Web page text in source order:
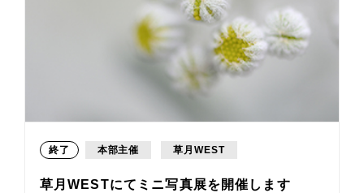
終了 本部主催 草月WEST
草月WESTにてミニ写真展を開催します